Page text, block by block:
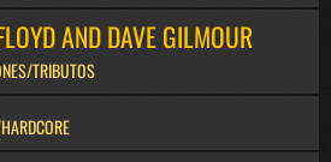
AND DAVE GILMOUR
TRIBUTOS